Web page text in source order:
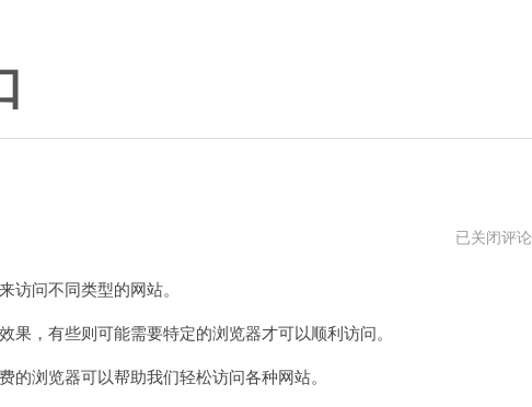
比
已关闭评论
问不同类型的网站。
，有些则可能需要特定的浏览器才可以顺利访问。
浏览器可以帮助我们轻松访问各种网站。